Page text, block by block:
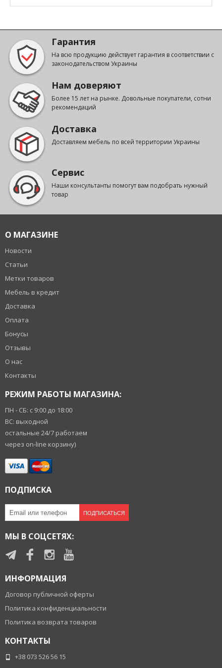
Гарантия
На всю продукцию действует гарантия в соответствии с
законодательством Украины
Нам доверяют
Более 15 лет на рынке. Довольные покупатели, сотни
рекомендаций
Доставка
Доставляем мебель по всей территории Украины
Сервис
Наши консультанты помогут вам подобрать нужный
товар
О МАГАЗИНЕ
Новости
Статьи
Метки товаров
Мебель в кредит
Доставка
Оплата
Бонусы
Отзывы
О нас
Контакты
РЕЖИМ РАБОТЫ МАГАЗИНА:
ПН - СБ: с 9:00 до 18:00
ВС: выходной
остальные 24/7 работаем
через on-line корзину)
ПОДПИСКА
ПОДПИСАТЬСЯ
МЫ В СОЦСЕТЯХ:
ИНФОРМАЦИЯ
Договор публичной оферты
Политика конфиденциальности
Политика возврата товаров
КОНТАКТЫ
+38 073 526 56 15